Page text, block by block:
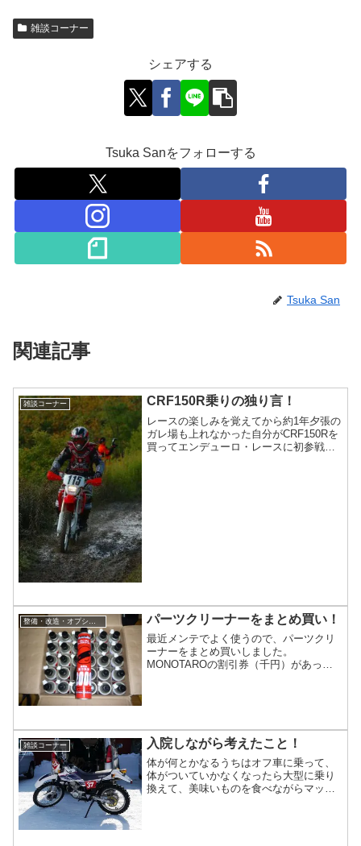
雑談コーナー
シェアする
Tsuka Sanをフォローする
Tsuka San
関連記事
雑談コーナー CRF150R乗りの独り言！
レースの楽しみを覚えてから約1年夕張の
ガレ場も上れなかった自分がCRF150Rを
買ってエンデューロ・レースに初参戦。
整備・改造・オプション パーツクリーナーをまとめ買い！
最近メンテでよく使うので、パーツクリ
ーナーをまとめ買いしました。
MONOTAROの割引券（千円）があった
ても携帯電話にしても最近のモバイル製
品はやたらにバッテ...
雑談コーナー 入院しながら考えたこと！
体が何とかなるうちはオフ車に乗って、
体がついていかなくなったら大型に乗り
換えて、美味いものを食べながらマッタ